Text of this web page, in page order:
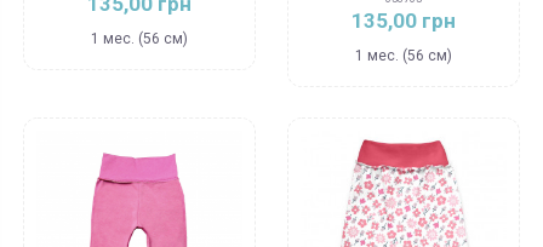
1 мес. (56 см)
135,00 грн
1 мес. (56 см)